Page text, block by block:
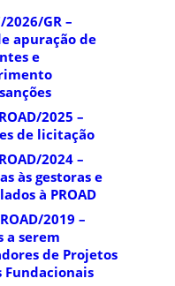
GR –
apuração de
e
2025 –
de licitação
2024 –
às gestoras e
à PROAD
2019 –
a serem
de Projetos
Fundacionais